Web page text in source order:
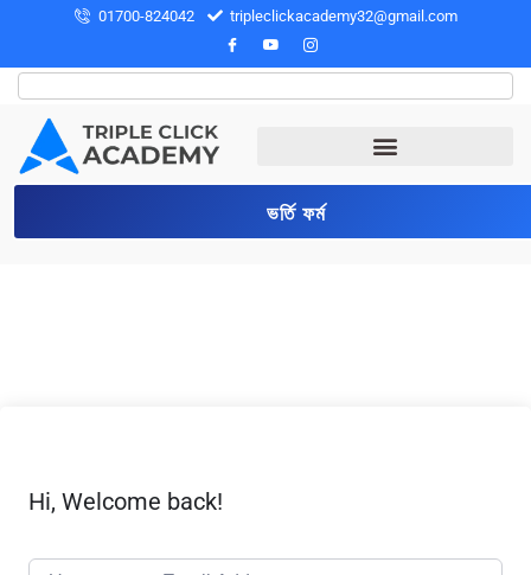
01700-824042 tripleclickacademy32@gmail.com
ভর্তি ফর্ম
Hi, Welcome back!